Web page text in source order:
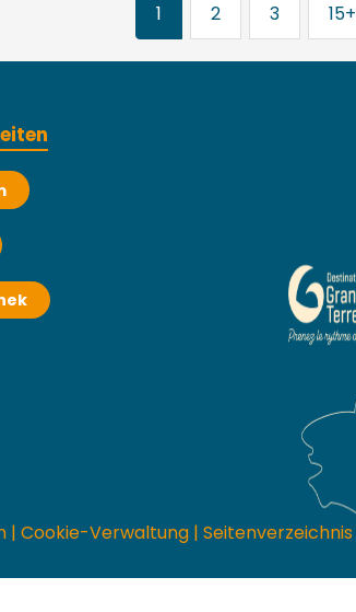
1 2 3 15+
| Cookie-Verwaltung | Seitenverzeichnis